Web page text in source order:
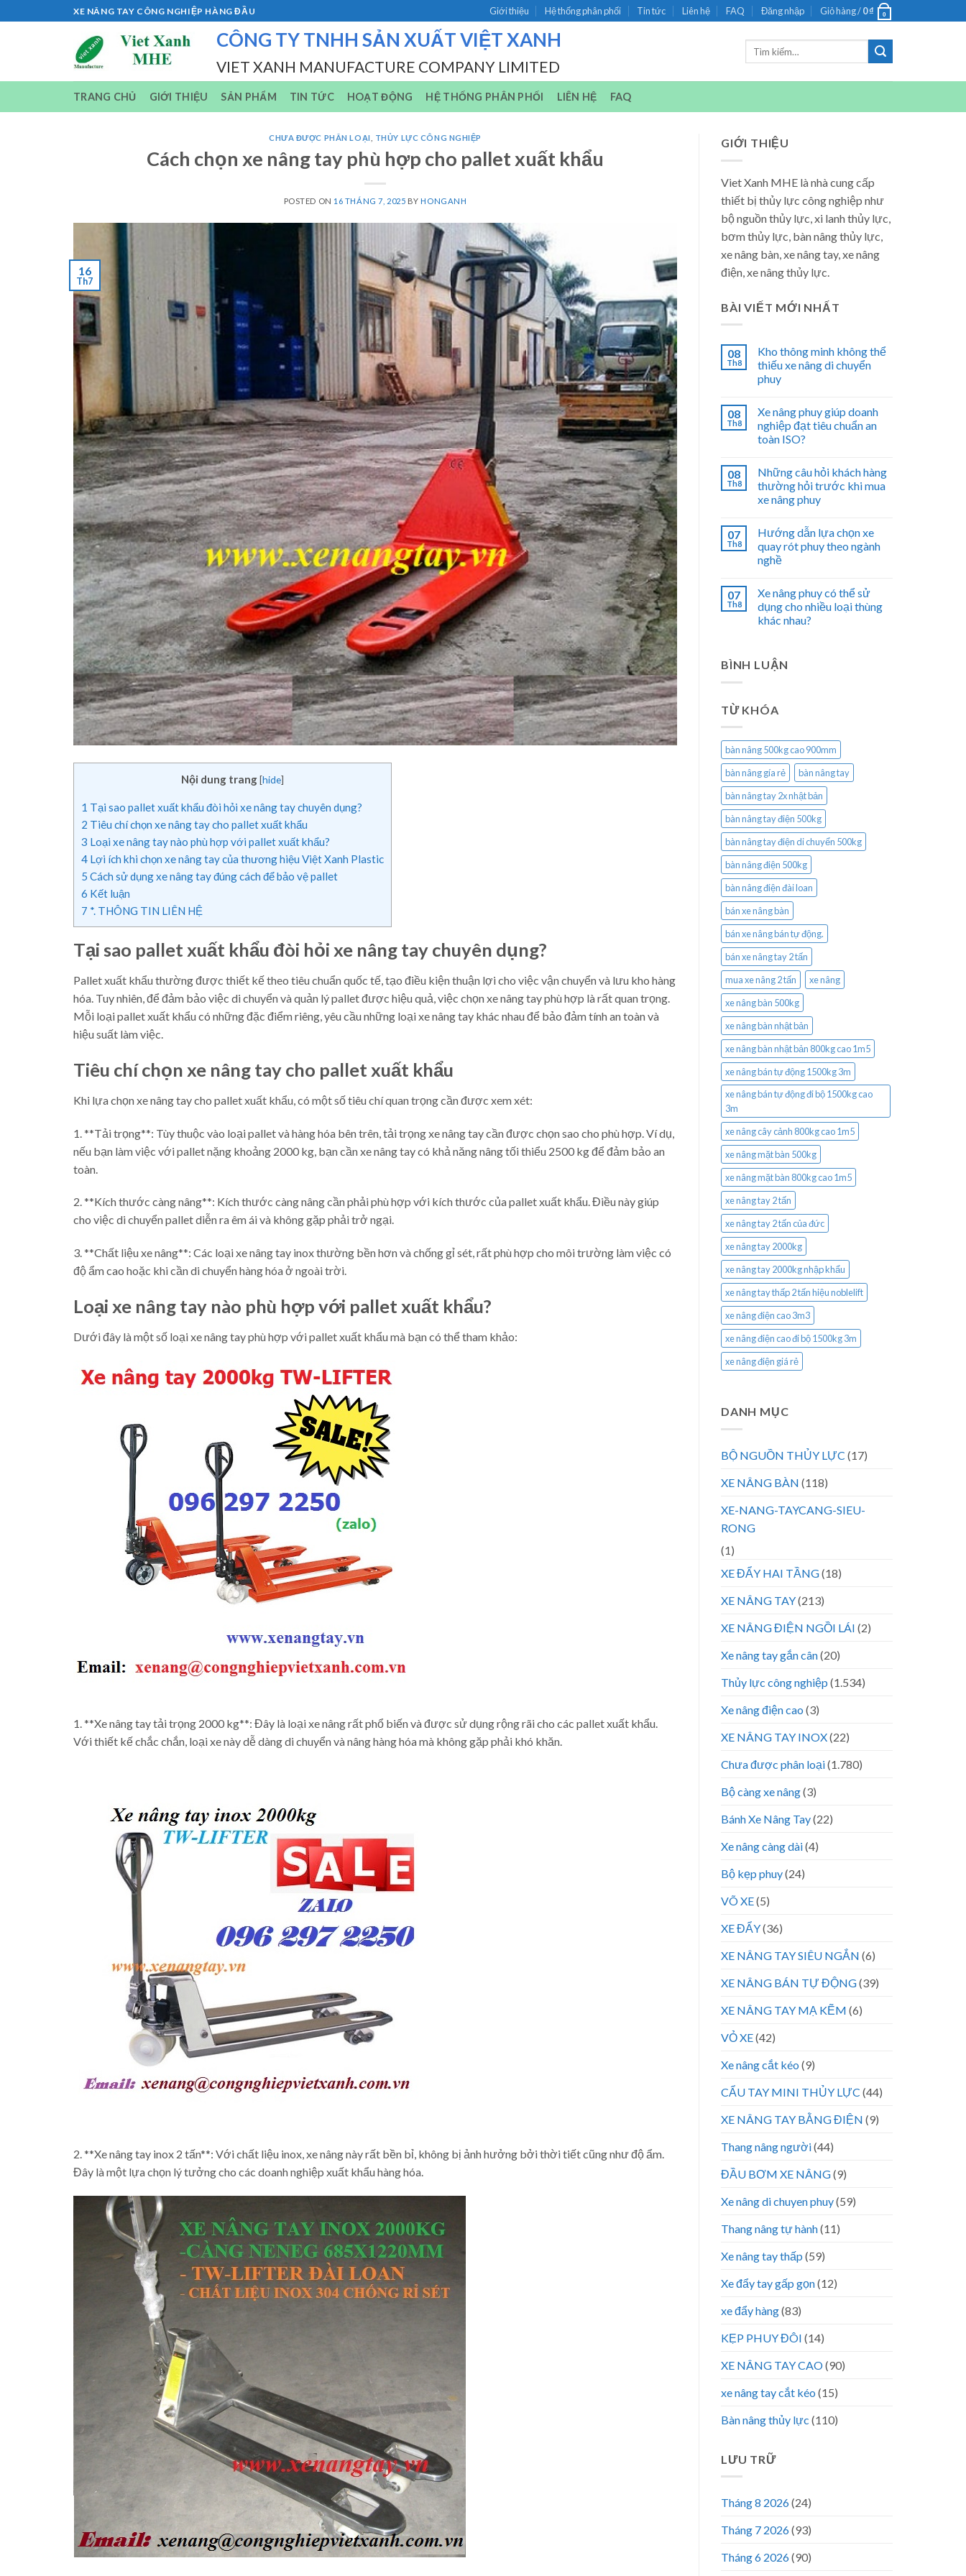
to
XE NÂNG TAY CÔNG NGHIỆP HÀNG ĐẦU Giới thiệu Hệ thống phân phối Tin tức Liên hệ FAQ Đăng nhập Giỏ hàng /0₫ 0
CÔNG TY TNHH SẢN XUẤT VIỆT XANH
VIET XANH MANUFACTURE COMPANY LIMITED
TRANG CHỦ GIỚI THIỆU SẢN PHẨM TIN TỨC HOẠT ĐỘNG HỆ THỐNG PHÂN PHỐI LIÊN HỆ FAQ
CHƯA ĐƯỢC PHÂN LOẠI THỦY LỰC CÔNG NGHIỆP
Cách chọn xe nâng tay phù hợp cho pallet xuất khẩu
POSTED ON 16 THÁNG 7, 2025 BYHONGANH
16
Th7
Nội dung trang[hide]
1 Tại sao pallet xuất khẩu đòi hỏi xe nâng tay chuyên dụng?
2 Tiêu chí chọn xe nâng tay cho pallet xuất khẩu
3 Loại xe nâng tay nào phù hợp với pallet xuất khẩu?
4 Lợi ích khi chọn xe nâng tay của thương hiệu Việt Xanh Plastic
5 Cách sử dụng xe nâng tay đúng cách để bảo vệ pallet
6 Kết luận
7 *. THÔNG TIN LIÊN HỆ
Tại sao pallet xuất khẩu đòi hỏi xe nâng tay chuyên dụng?
Pallet xuất khẩu thường được thiết kế theo tiêu chuẩn quốc tế, tạo điều kiện thuận lợi cho việc vận chuyển và lưu kho hàng
hóa. Tuy nhiên, để đảm bảo việc di chuyển và quản lý pallet được hiệu quả, việc chọn xe nâng tay phù hợp là rất quan trọng.
Mỗi loại pallet xuất khẩu có những đặc điểm riêng, yêu cầu những loại xe nâng tay khác nhau để bảo đảm tính an toàn và
hiệu suất làm việc.
Tiêu chí chọn xe nâng tay cho pallet xuất khẩu
Khi lựa chọn xe nâng tay cho pallet xuất khẩu, có một số tiêu chí quan trọng cần được xem xét:
1. **Tải trọng**: Tùy thuộc vào loại pallet và hàng hóa bên trên, tải trọng xe nâng tay cần được chọn sao cho phù hợp. Ví dụ,
nếu bạn làm việc với pallet nặng khoảng 2000 kg, bạn cần xe nâng tay có khả năng nâng tối thiểu 2500 kg để đảm bảo an
toàn.
2. **Kích thước càng nâng**: Kích thước càng nâng cần phải phù hợp với kích thước của pallet xuất khẩu. Điều này giúp
cho việc di chuyển pallet diễn ra êm ái và không gặp phải trở ngại.
3. **Chất liệu xe nâng**: Các loại xe nâng tay inox thường bền hơn và chống gỉ sét, rất phù hợp cho môi trường làm việc có
độ ẩm cao hoặc khi cần di chuyển hàng hóa ở ngoài trời.
Loại xe nâng tay nào phù hợp với pallet xuất khẩu?
Dưới đây là một số loại xe nâng tay phù hợp với pallet xuất khẩu mà bạn có thể tham khảo:
1. **Xe nâng tay tải trọng 2000 kg**: Đây là loại xe nâng rất phổ biến và được sử dụng rộng rãi cho các pallet xuất khẩu.
Với thiết kế chắc chắn, loại xe này dễ dàng di chuyển và nâng hàng hóa mà không gặp phải khó khăn.
2. **Xe nâng tay inox 2 tấn**: Với chất liệu inox, xe nâng này rất bền bỉ, không bị ảnh hưởng bởi thời tiết cũng như độ ẩm.
Đây là một lựa chọn lý tưởng cho các doanh nghiệp xuất khẩu hàng hóa.
GIỚI THIỆU
Viet Xanh MHE là nhà cung cấp
thiết bị thủy lực công nghiệp như
bộ nguồn thủy lực, xi lanh thủy lực,
bơm thủy lực, bàn nâng thủy lực,
xe nâng bàn, xe nâng tay, xe nâng
điện, xe nâng thủy lực.
BÀI VIẾT MỚI NHẤT
08
Th8
Kho thông minh không thể
thiếu xe nâng di chuyển
phuy
08
Th8
Xe nâng phuy giúp doanh
nghiệp đạt tiêu chuẩn an
toàn ISO?
08
Th8
Những câu hỏi khách hàng
thường hỏi trước khi mua
xe nâng phuy
07
Th8
Hướng dẫn lựa chọn xe
quay rót phuy theo ngành
nghề
07
Th8
Xe nâng phuy có thể sử
dụng cho nhiều loại thùng
khác nhau?
BÌNH LUẬN
TỪ KHÓA
bàn nâng 500kg cao 900mm
bàn nâng gía rẻ
bàn nâng tay
bàn nâng tay 2x nhật bản
bàn nâng tay điện 500kg
bàn nâng tay điện di chuyển 500kg
bàn nâng điện 500kg
bàn nâng điện đài loan
bán xe nâng bàn
bán xe nâng bán tự động.
bán xe nâng tay 2 tấn
mua xe nâng 2 tấn
xe nâng
xe nâng bàn 500kg
xe nâng bàn nhật bản
xe nâng bàn nhật bản 800kg cao 1m5
xe nâng bán tự động 1500kg 3m
xe nâng bán tự động đi bộ 1500kg cao
3m
xe nâng cây cảnh 800kg cao 1m5
xe nâng mặt bàn 500kg
xe nâng mặt bàn 800kg cao 1m5
xe nâng tay 2 tấn
xe nâng tay 2 tấn của đức
xe nâng tay 2000kg
xe nâng tay 2000kg nhập khẩu
xe nâng tay thấp 2 tấn hiệu noblelift
xe nâng điện cao 3m3
xe nâng điện cao đi bộ 1500kg 3m
xe nâng điện giá rẻ
DANH MỤC
BỘ NGUỒN THỦY LỰC (17)
XE NÂNG BÀN (118)
XE-NANG-TAYCANG-SIEU-
RONG
(1)
XE ĐẨY HAI TẦNG(18)
XE NÂNG TAY(213)
XE NÂNG ĐIỆN NGỒI LÁI (2)
Xe nâng tay gắn cân(20)
Thủy lực công nghiệp (1.534)
Xe nâng điện cao (3)
XE NÂNG TAY INOX(22)
Chưa được phân loại(1.780)
Bộ càng xe nâng(3)
Bánh Xe Nâng Tay(22)
Xe nâng càng dài(4)
Bộ kẹp phuy(24)
VÕ XE(5)
XE ĐẨY(36)
XE NÂNG TAY SIÊU NGẮN (6)
XE NÂNG BÁN TỰ ĐỘNG(39)
XE NÂNG TAY MẠ KẼM (6)
VỎ XE(42)
Xe nâng cắt kéo (9)
CẨU TAY MINI THỦY LỰC (44)
XE NÂNG TAY BẰNG ĐIỆN (9)
Thang nâng người(44)
ĐẦU BƠM XE NÂNG(9)
Xe nâng di chuyen phuy(59)
Thang nâng tự hành(11)
Xe nâng tay thấp (59)
Xe đẩy tay gấp gọn(12)
xe đẩy hàng(83)
KẸP PHUY ĐÔI (14)
XE NÂNG TAY CAO(90)
xe nâng tay cắt kéo (15)
Bàn nâng thủy lực (110)
LƯU TRỮ
Tháng 8 2026(24)
Tháng 7 2026(93)
Tháng 6 2026(90)